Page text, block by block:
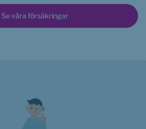
Se våra försäkringar